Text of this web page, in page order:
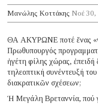
Μανώλης Κοττάκης Νοέ 30,
ΘΑ ΑΚΥΡΩΝΕ ποτέ ἕνας
Πρωθυπουργός
ἡγέτη φίλης χώρας, ἐπειδή
τηλεοπτική συνέντευξή
διακρατικῶν σχέσεων;
Ἡ Μεγάλη Βρεταννία, πού